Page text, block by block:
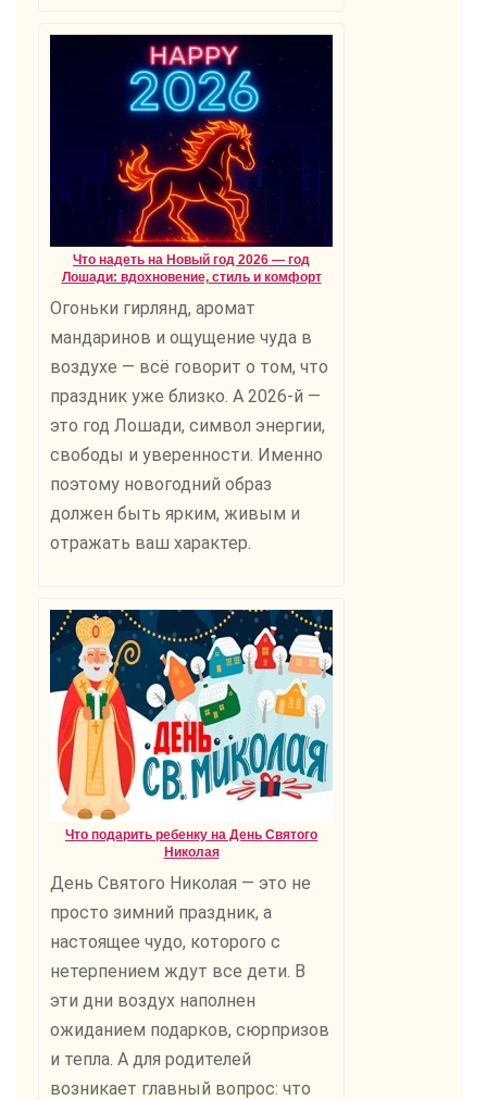
Что надеть на Новый год 2026 — год
Лошади: вдохновение, стиль и комфорт
Огоньки гирлянд, аромат
мандаринов и ощущение чуда в
воздухе — всё говорит о том, что
праздник уже близко. А 2026-й —
это год Лошади, символ энергии,
свободы и уверенности. Именно
поэтому новогодний образ
должен быть ярким, живым и
отражать ваш характер.
Что подарить ребенку на День Святого
Николая
День Святого Николая — это не
просто зимний праздник, а
настоящее чудо, которого с
нетерпением ждут все дети. В
эти дни воздух наполнен
ожиданием подарков, сюрпризов
и тепла. А для родителей
возникает главный вопрос: что